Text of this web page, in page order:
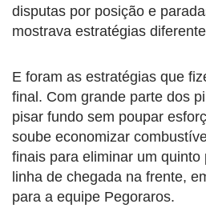
disputas por posição e
mostrava estratégias
E foram as estratégias que
final. Com grande parte dos
pisar fundo sem poupar
soube economizar
finais para eliminar um quinto
linha de chegada na frente,
para a equipe Pegoraros.